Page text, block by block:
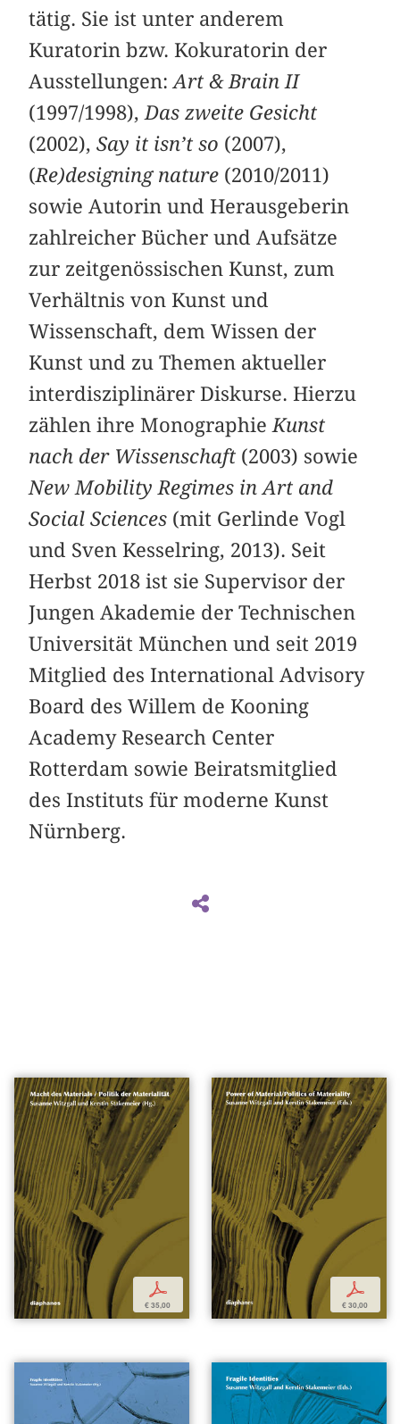
tätig. Sie ist unter anderem
Kuratorin bzw. Kokuratorin der
Ausstellungen:Art & Brain II
(1997/1998), Das zweite Gesicht
(2002),Say it isn’t so (2007),
(Re)designing nature (2010/2011)
sowie Autorin und Herausgeberin
zahlreicher Bücher und Aufsätze
zur zeitgenössischen Kunst, zum
Verhältnis von Kunst und
Wissenschaft, dem Wissen der
Kunst und zu Themen aktueller
interdisziplinärer Diskurse. Hierzu
zählen ihre Monographie Kunst
nach der Wissenschaft (2003) sowie
New Mobility Regimes in Art and
Social Sciences (mit Gerlinde Vogl
und Sven Kesselring, 2013). Seit
Herbst 2018 ist sie Supervisor der
Jungen Akademie der Technischen
Universität München und seit 2019
Mitglied des International Advisory
Board des Willem de Kooning
Academy Research Center
Rotterdam sowie Beiratsmitglied
des Instituts für moderne Kunst
Nürnberg.
p
€ 35,00
p
€ 30,00